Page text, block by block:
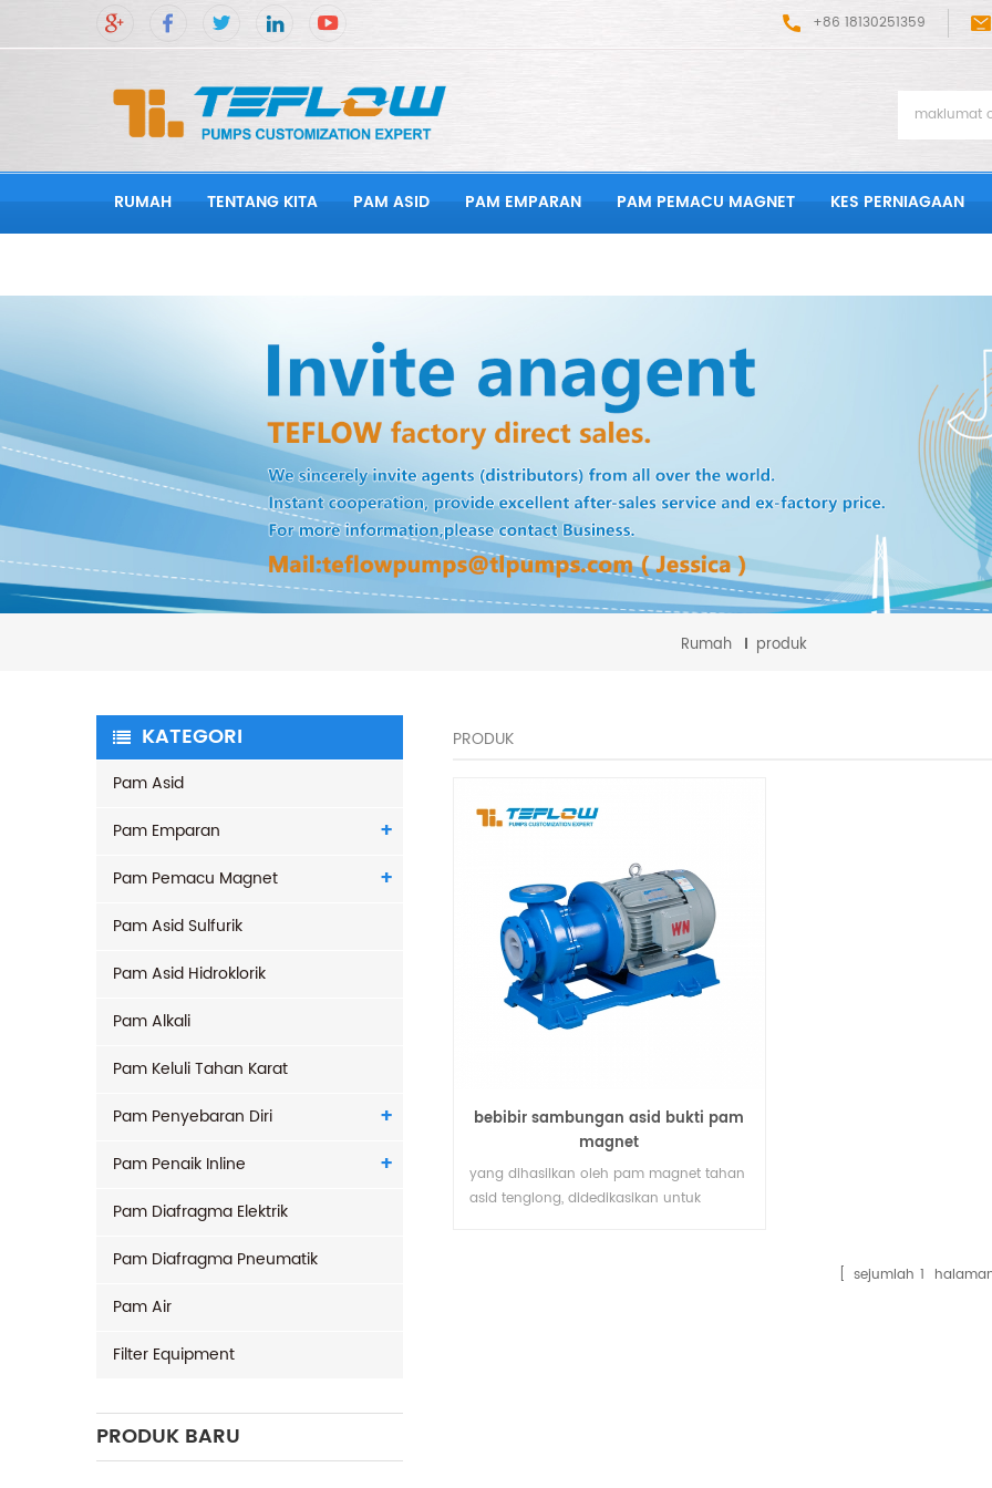
+86 18130251359
RUMAH TENTANG KITA PAM ASID PAM EMPARAN PAM PEMACU MAGNET KES PERNIAGAAN
Rumah produk
KATEGORI
Pam Asid
Pam Emparan
Pam Pemacu Magnet
Pam Asid Sulfurik
Pam Asid Hidroklorik
Pam Alkali
Pam Keluli Tahan Karat
Pam Penyebaran Diri
Pam Penaik Inline
Pam Diafragma Elektrik
Pam Diafragma Pneumatik
Pam Air
Filter Equipment
PRODUK BARU
PRODUK
bebibir sambungan asid bukti pam
magnet
yang dihasilkan oleh pam magnet tahan
asid tenglong, didedikasikan untuk
sejumlah 1